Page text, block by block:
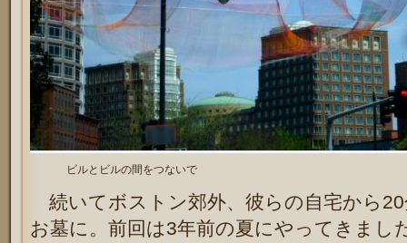
ビルとビルの間をつないで
続いてボストン郊外、彼らの自宅から
お墓に。前回は3年前の夏にやってきまし